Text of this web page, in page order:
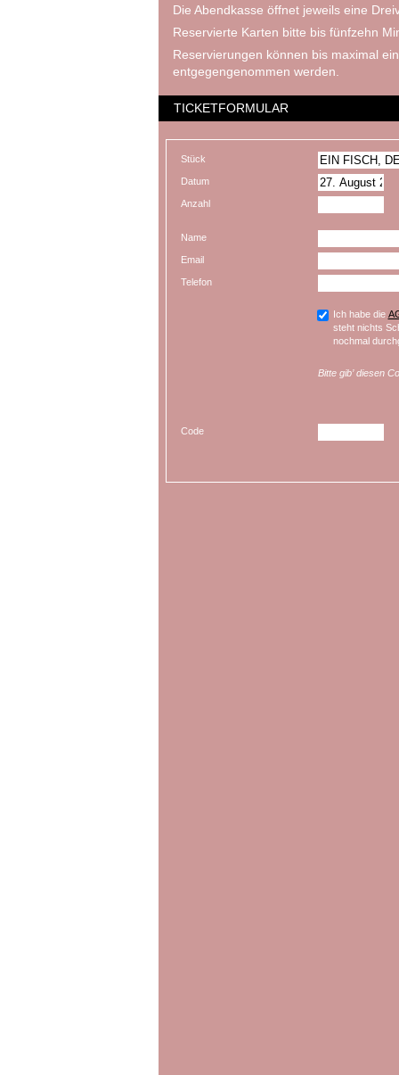
Die Abendkasse öffnet jeweils eine
Reservierte Karten bitte bis fünfzehn
Reservierungen können bis maximal
entgegengenommen werden.
TICKETFORMULAR
Stück
Datum
Anzahl
Name
Email
Telefon
Ich habe die
steht nichts
nochmal
Bitte gib’ diesen
Code